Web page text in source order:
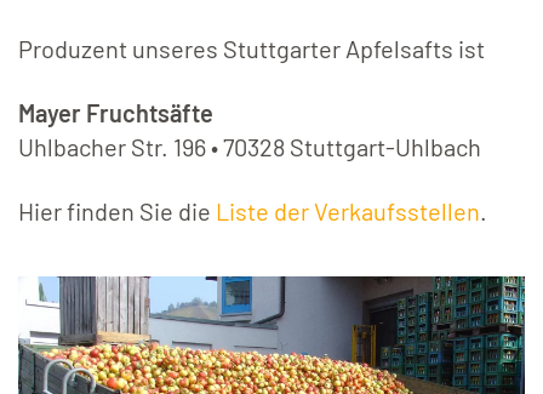
Produzent unseres Stuttgarter Apfelsafts ist
Mayer Fruchtsäfte
Uhlbacher Str. 196 • 70328 Stuttgart-Uhlbach
Hier finden Sie die Liste der Verkaufsstellen